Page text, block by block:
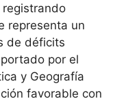
representa un
de déficits
por el
y Geografía
favorable con